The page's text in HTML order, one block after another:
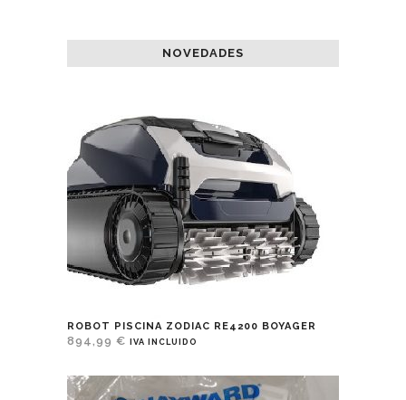
NOVEDADES
ROBOT PISCINA ZODIAC RE4200 BOYAGER
894,99 € IVA INCLUIDO